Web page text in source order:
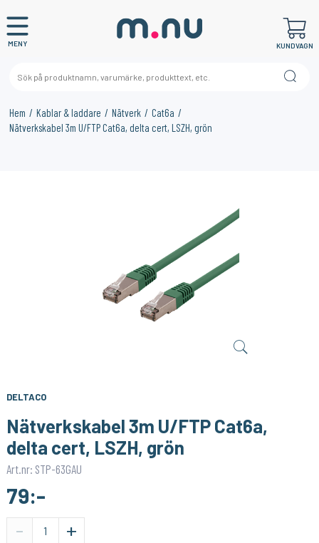
MENY KUNDVAGN
Hem Kablar & laddare Nätverk
Cat6a
Nätverkskabel 3m U/FTP Cat6a, delta cert, LSZH, grön
DELTACO
Nätverkskabel 3m U/FTP Cat6a,
delta cert, LSZH, grön
Art.nr: STP-63GAU
79:-
-
+